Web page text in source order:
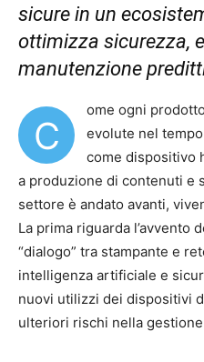
sicure in un
ottimizza sicurezza,
manutenzione
C
ome ogni
evolute nel
come dispositivo
a produzione di contenuti e
settore è andato avanti,
La prima riguarda l’avvento
“dialogo” tra stampante e
intelligenza artificiale e
nuovi utilizzi dei dispositivi
ulteriori rischi nella